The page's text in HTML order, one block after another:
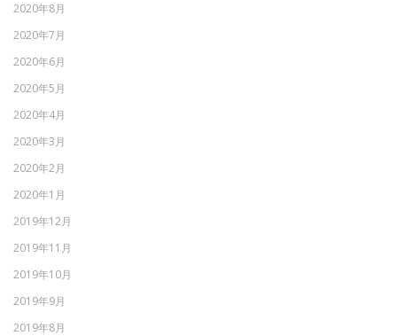
2020年8月
2020年7月
2020年6月
2020年5月
2020年4月
2020年3月
2020年2月
2020年1月
2019年12月
2019年11月
2019年10月
2019年9月
2019年8月